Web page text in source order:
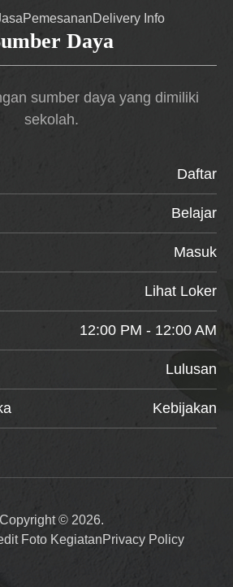
PemesananDelivery Info
Daya
sumber daya yang dimiliki
sekolah.
Daftar
Belajar
Masuk
Lihat Loker
12:00 PM - 12:00 AM
Lulusan
Kebijakan
Copyright © 2026.
Foto KegiatanPrivacy Policy